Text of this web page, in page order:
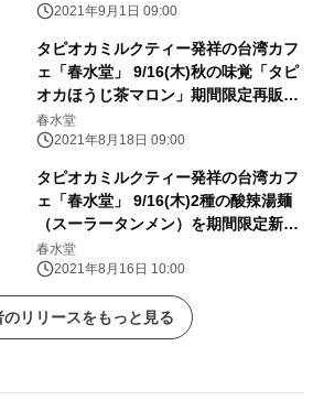
2021年9月1日 09:00
タピオカミルクティー発祥の台湾カフ
ェ「春水堂」 9/16(木)秋の味覚「タピ
オカほうじ茶マロン」期間限定再販売
決定
春水堂
2021年8月18日 09:00
タピオカミルクティー発祥の台湾カフ
ェ「春水堂」 9/16(木)2種の酸辣湯麺
（スーラータンメン）を期間限定新発
売
春水堂
2021年8月16日 10:00
のリリースをもっと見る